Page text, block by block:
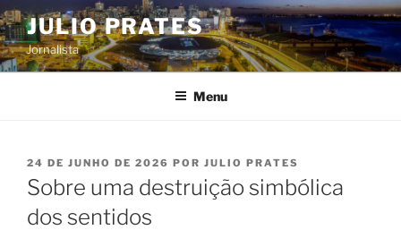
Pular
para
o
conteúdo
JULIO PRATES
Jornalista
Menu
PUBLICADO
EM
24 DE JUNHO DE 2026 POR JULIO PRATES
Sobre uma destruição simbólica
dos sentidos